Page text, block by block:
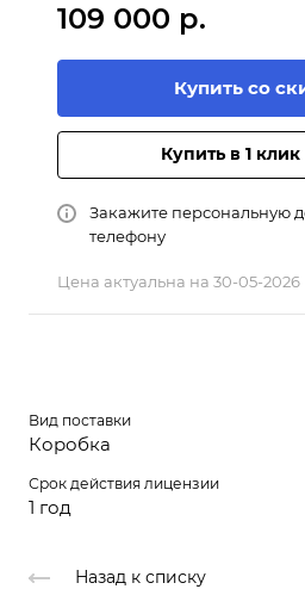
109 000 р.
Купить со
Купить в 1 клик
Закажите персональную
телефону
Цена актуальна на 30-05-2026
Вид поставки
Коробка
Срок действия лицензии
1 год
Назад к списку